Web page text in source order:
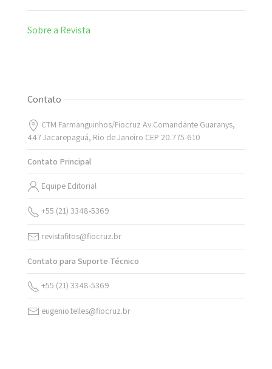
Sobre a Revista
Contato
CTM Farmanguinhos/Fiocruz Av.Comandante Guaranys,
447 Jacarepaguá, Rio de Janeiro CEP 20.775-610
Contato Principal
Equipe Editorial
+55 (21) 3348-5369
revistafitos@fiocruz.br
Contato para Suporte Técnico
+55 (21) 3348-5369
eugenio.telles@fiocruz.br